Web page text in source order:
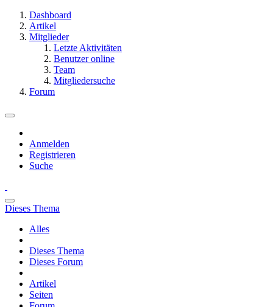
Dashboard
Artikel
Mitglieder
Letzte Aktivitäten
Benutzer online
Team
Mitgliedersuche
Forum
Anmelden
Registrieren
Suche
Dieses Thema
Alles
Dieses Thema
Dieses Forum
Artikel
Seiten